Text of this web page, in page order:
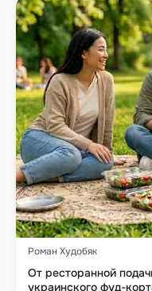
Роман Худобяк
От ресторанной
украинского фуд-